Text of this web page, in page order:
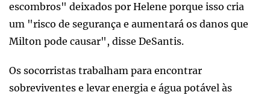
escombros" deixados por Helene porque isso cria
um "risco de segurança e aumentará os danos que
Milton pode causar", disse DeSantis.
Os socorristas trabalham para encontrar
sobreviventes e levar energia e água potável às